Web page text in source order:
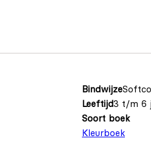
Bindwijze
Leeftijd3 t/m 6
Soort boek
Kleurboek